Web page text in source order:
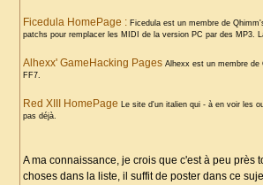
Ficedula HomePage : Ficedula est un membre de
patchs pour remplacer les MIDI de la version PC par des MP3.
Alhexx' GameHacking Pages Alhexx est un membre de
FF7.
Red XIII HomePage Le site d'un italien qui - à en voir les
pas déjà.
A ma connaissance, je crois que c'est à peu
choses dans la liste, il suffit de poster dans ce